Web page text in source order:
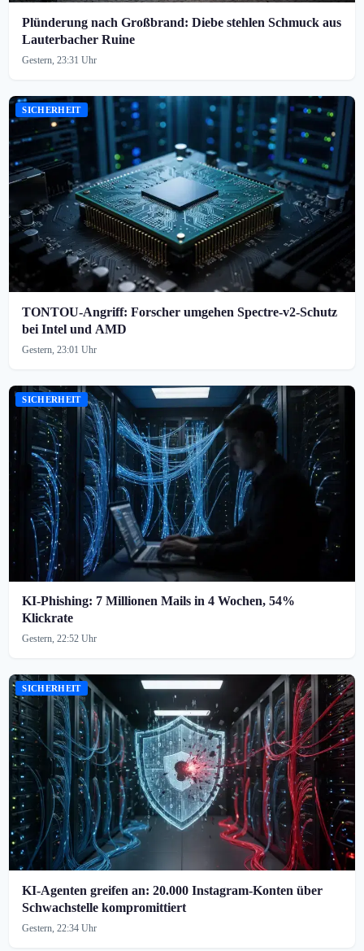
Plünderung nach Großbrand: Diebe stehlen Schmuck aus
Lauterbacher Ruine
Gestern, 23:31 Uhr
SICHERHEIT
TONTOU-Angriff: Forscher umgehen Spectre-v2-Schutz
bei Intel und AMD
Gestern, 23:01 Uhr
SICHERHEIT
KI-Phishing: 7 Millionen Mails in 4 Wochen, 54%
Klickrate
Gestern, 22:52 Uhr
SICHERHEIT
KI-Agenten greifen an: 20.000 Instagram-Konten über
Schwachstelle kompromittiert
Gestern, 22:34 Uhr